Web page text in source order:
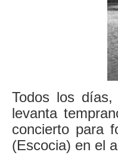
Todos los
levanta
concierto para
(Escocia) en el